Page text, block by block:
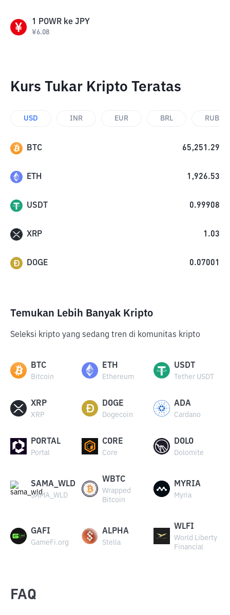
1 POWR ke JPY
¥6.08
Kurs Tukar Kripto Teratas
USD INR EUR BRL RUB
BTC 65,251.29
ETH 1,926.53
USDT 0.99908
XRP 1.03
DOGE 0.07001
Temukan Lebih Banyak Kripto
Seleksi kripto yang sedang tren di komunitas kripto
BTC
Bitcoin
ETH
Ethereum
USDT
Tether USDT
XRP
XRP
DOGE
Dogecoin
ADA
Cardano
PORTAL
Portal
CORE
Core
DOLO
Dolomite
SAMA_WLD
SAMA_WLD
WBTC
Wrapped
Bitcoin
MYRIA
Myria
GAFI
GameFi.org
ALPHA
Stella
WLFI
World Liberty
Financial
FAQ